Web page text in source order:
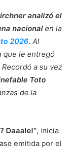
analizó el
nacional en la
2026. Al
que le entregó
a su vez
Toto
de la
Daaale!”, inicia
emitida por el